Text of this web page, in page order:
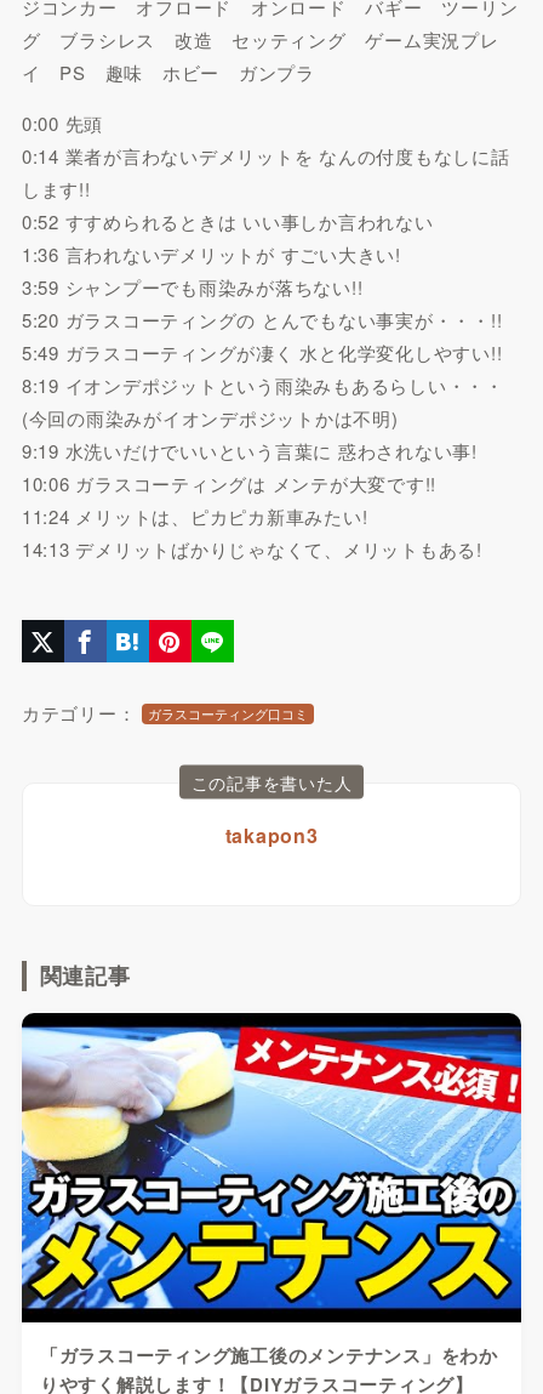
ジコンカー オフロード オンロード バギー ツーリン
グ ブラシレス 改造 セッティング ゲーム実況プレ
イ PS 趣味 ホビー ガンプラ
0:00 先頭
0:14 業者が言わないデメリットを なんの付度もなしに話
します!!
0:52 すすめられるときは いい事しか言われない
1:36 言われないデメリットが すごい大きい!
3:59 シャンプーでも雨染みが落ちない!!
5:20 ガラスコーティングの とんでもない事実が・・・!!
5:49 ガラスコーティングが凄く 水と化学変化しやすい!!
8:19 イオンデポジットという雨染みもあるらしい・・・
(今回の雨染みがイオンデポジットかは不明)
9:19 水洗いだけでいいという言葉に 惑わされない事!
10:06 ガラスコーティングは メンテが大変です!!
11:24 メリットは、ピカピカ新車みたい!
14:13 デメリットばかりじゃなくて、メリットもある!
カテゴリー： ガラスコーティング口コミ
この記事を書いた人
takapon3
関連記事
「ガラスコーティング施工後のメンテナンス」をわか
りやすく解説します！【DIYガラスコーティング】